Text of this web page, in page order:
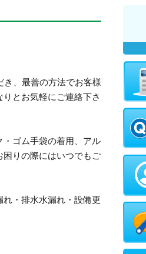
き、最善の方法でお客様
とお気軽にご連絡下さ
ゴム手袋の着用、アル
りの際にはいつでもご
れ・排水水漏れ・設備更